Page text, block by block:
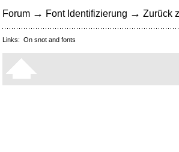
Forum → Font Identifizierung → Zurück
Links: On snot and fonts